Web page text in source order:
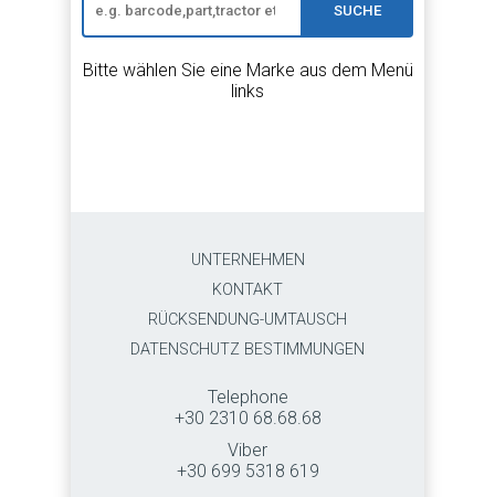
SUCHE
Bitte wählen Sie eine Marke aus dem Menü
links
UNTERNEHMEN
KONTAKT
RÜCKSENDUNG-UMTAUSCH
DATENSCHUTZ BESTIMMUNGEN
Telephone
+30 2310 68.68.68
Viber
+30 699 5318 619